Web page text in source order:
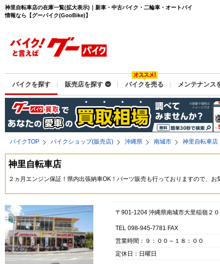
神里自転車店の在庫一覧(拡大表示)｜新車・中古バイク・二輪車・オートバイ
情報なら【グーバイク(GooBike)】
バイクを探す 販売店を探す バイクを売る メンテナンス
バイクTOP バイクショップ(販売店) 沖縄県 南城市 神里自転車店
神里自転車店
２ヵ月エンジン保証！県内出張納車OK！パーツ販売も行っておりますので、お
〒901-1204 沖縄県南城市大里稲嶺２
TEL 098-945-7781 FAX
営業時間：９：００～１８：００
定休日：日曜日